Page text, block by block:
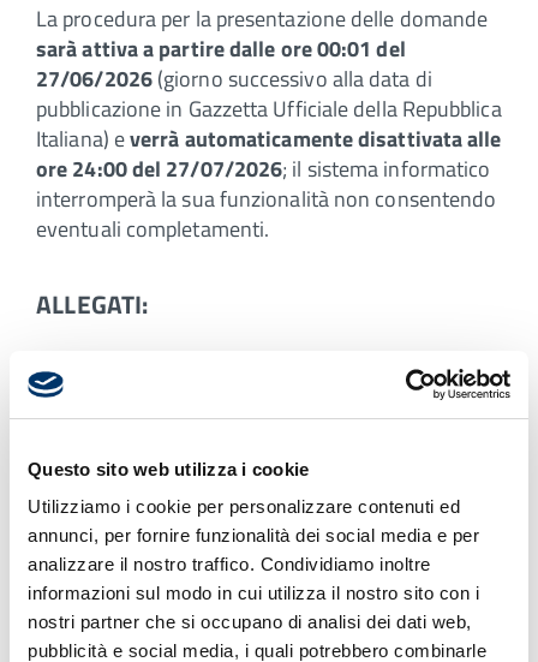
Questo sito web utilizza i cookie
Utilizziamo i cookie per personalizzare contenuti ed
annunci, per fornire funzionalità dei social media e per
analizzare il nostro traffico. Condividiamo inoltre
informazioni sul modo in cui utilizza il nostro sito con i
nostri partner che si occupano di analisi dei dati web,
pubblicità e social media, i quali potrebbero combinarle
La procedura per la presentazione delle domande
sarà attiva a partire dalle ore 00:01 del
27/06/2026(giorno successivo alla data di
pubblicazione in Gazzetta Ufficiale della Repubblica
Italiana) everrà automaticamente disattivata alle
ore 24:00 del 27/07/2026; il sistema informatico
interromperà la sua funzionalità non consentendo
eventuali completamenti.
ALLEGATI:
Domanda concorso(da inviare
piattaforma)